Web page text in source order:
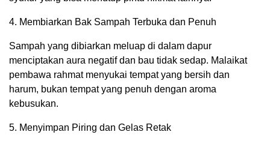
4. Membiarkan Bak Sampah Terbuka dan Penuh
Sampah yang dibiarkan meluap di dalam dapur
menciptakan aura negatif dan bau tidak sedap. Malaikat
pembawa rahmat menyukai tempat yang bersih dan
harum, bukan tempat yang penuh dengan aroma
kebusukan.
5. Menyimpan Piring dan Gelas Retak